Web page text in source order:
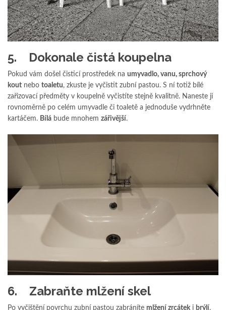
5. Dokonale čistá koupelna
Pokud vám došel čisticí prostředek na umyvadlo, vanu, sprchový
kout nebo toaletu, zkuste je vyčistit zubní pastou. S ní totiž bílé
zařizovací předměty v koupelně vyčistíte stejně kvalitně. Naneste ji
rovnoměrně po celém umyvadle či toaletě a jednoduše vydrhněte
kartáčem. Bílá bude mnohem zářivější.
6. Zabraňte mlžení skel
Po vyčištění povrchu zubní pastou zabráníte mlžení zrcáteki brýlí.